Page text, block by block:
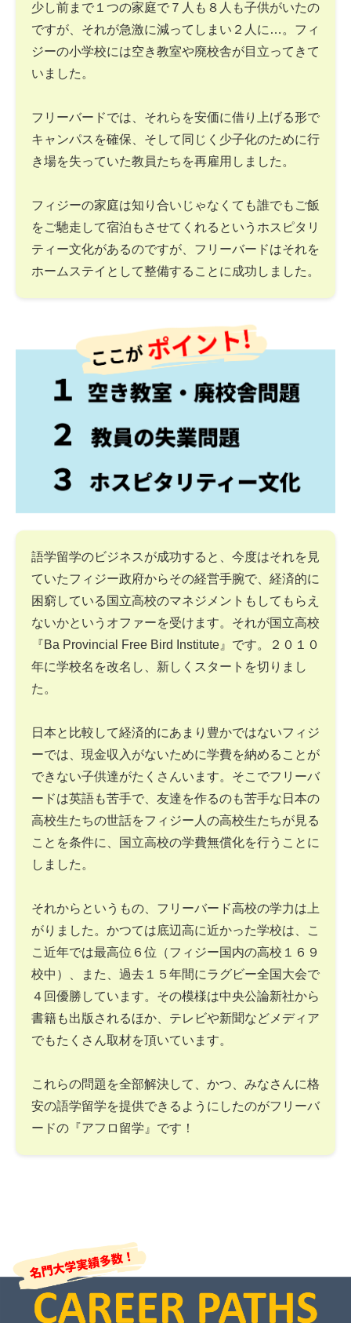
少し前まで１つの家庭で７人も８人も子供がいたの
ですが、それが急激に減ってしまい２人に…。フィ
ジーの小学校には空き教室や廃校舎が目立ってきて
いました。
フリーバードでは、それらを安価に借り上げる形で
キャンパスを確保、そして同じく少子化のために行
き場を失っていた教員たちを再雇用しました。
フィジーの家庭は知り合いじゃなくても誰でもご飯
をご馳走して宿泊もさせてくれるというホスピタリ
ティー文化があるのですが、フリーバードはそれを
ホームステイとして整備することに成功しました。
語学留学のビジネスが成功すると、今度はそれを見
ていたフィジー政府からその経営手腕で、経済的に
困窮している国立高校のマネジメントもしてもらえ
ないかというオファーを受けます。それが国立高校
『Ba Provincial Free Bird Institute』です。２０１０
年に学校名を改名し、新しくスタートを切りまし
た。
日本と比較して経済的にあまり豊かではないフィジ
ーでは、現金収入がないために学費を納めることが
できない子供達がたくさんいます。そこでフリーバ
ードは英語も苦手で、友達を作るのも苦手な日本の
高校生たちの世話をフィジー人の高校生たちが見る
ことを条件に、国立高校の学費無償化を行うことに
しました。
それからというもの、フリーバード高校の学力は上
がりました。かつては底辺高に近かった学校は、こ
こ近年では最高位６位（フィジー国内の高校１６９
校中）、また、過去１５年間にラグビー全国大会で
４回優勝しています。その模様は中央公論新社から
書籍も出版されるほか、テレビや新聞などメディア
でもたくさん取材を頂いています。
これらの問題を全部解決して、かつ、みなさんに格
安の語学留学を提供できるようにしたのがフリーバ
ードの『アフロ留学』です！